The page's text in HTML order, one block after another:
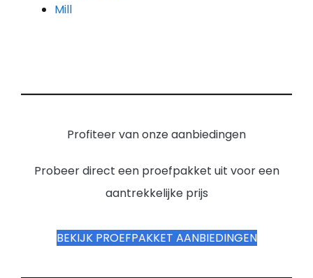
Mill
Profiteer van onze aanbiedingen
Probeer direct een proefpakket uit voor een
aantrekkelijke prijs
BEKIJK PROEFPAKKET AANBIEDINGEN